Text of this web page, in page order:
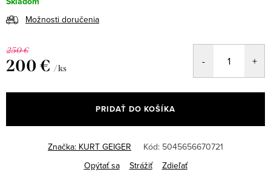
Možnosti doručenia
250 €
200 € / ks
cena:
PRIDAŤ DO KOŠÍKA
Značka: KURT GEIGER Kód: 5045656670721
Opýtať sa
Strážiť Zdieľať